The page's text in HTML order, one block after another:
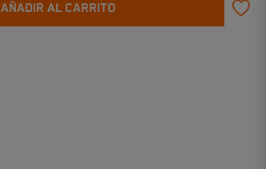
AÑADIR AL CARRITO